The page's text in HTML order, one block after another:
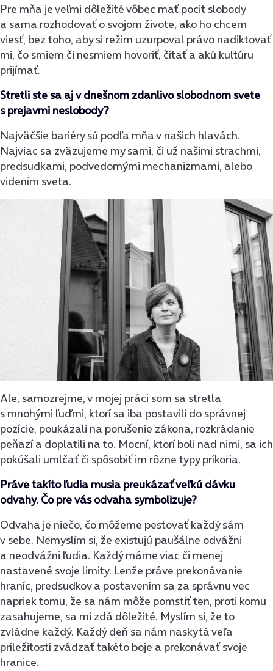
Pre mňa je veľmi dôležité vôbec mať pocit slobody
a sama rozhodovať o svojom živote, ako ho chcem
viesť, bez toho, aby si režim uzurpoval právo nadiktovať
mi, čo smiem či nesmiem hovoriť, čítať a akú kultúru
prijímať.
Stretli ste sa aj v dnešnom zdanlivo slobodnom svete
s prejavmi neslobody?
Najväčšie bariéry sú podľa mňa v našich hlavách.
Najviac sa zväzujeme my sami, či už našimi strachmi,
predsudkami, podvedomými mechanizmami, alebo
videním sveta.
Ale, samozrejme, v mojej práci som sa stretla
s mnohými ľuďmi, ktorí sa iba postavili do správnej
pozície, poukázali na porušenie zákona, rozkrádanie
peňazí a doplatili na to. Mocní, ktorí boli nad nimi, sa ich
pokúšali umlčať či spôsobiť im rôzne typy príkoria.
Práve takíto ľudia musia preukázať veľkú dávku
odvahy. Čo pre vás odvaha symbolizuje?
Odvaha je niečo, čo môžeme pestovať každý sám
v sebe. Nemyslím si, že existujú paušálne odvážni
a neodvážni ľudia. Každý máme viac či menej
nastavené svoje limity. Lenže práve prekonávanie
hraníc, predsudkov a postavením sa za správnu vec
napriek tomu, že sa nám môže pomstiť ten, proti komu
zasahujeme, sa mi zdá dôležité. Myslím si, že to
zvládne každý. Každý deň sa nám naskytá veľa
príležitostí zvádzať takéto boje a prekonávať svoje
hranice.